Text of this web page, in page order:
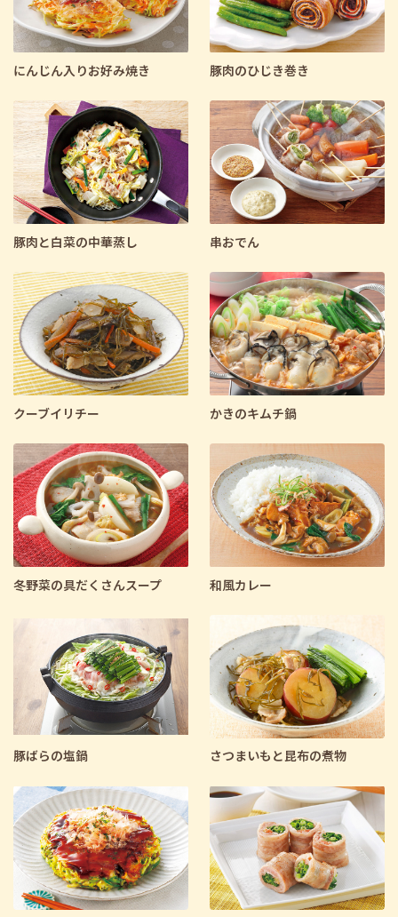
にんじん入りお好み焼き 豚肉のひじき巻き
豚肉と白菜の中華蒸し 串おでん
クーブイリチー かきのキムチ鍋
冬野菜の具だくさんスープ 和風カレー
豚ばらの塩鍋 さつまいもと昆布の煮物